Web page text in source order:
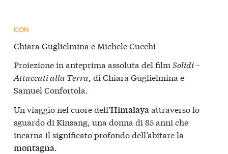
CON
Chiara Guglielmina e Michele Cucchi
Proiezione in anteprima assoluta del film Solidi –
Attaccati alla Terra, di Chiara Guglielmina e
Samuel Confortola.
Un viaggio nel cuore dell’Himalayaattraverso lo
sguardo di Kinsang, una donna di 85 anni che
incarna il significato profondo dell’abitare la
montagna.